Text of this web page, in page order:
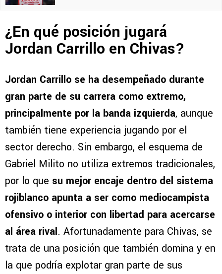
¿En qué posición jugará
Jordan Carrillo en Chivas?
Jordan Carrillo se ha desempeñado durante
gran parte de su carrera como extremo,
principalmente por la banda izquierda, aunque
también tiene experiencia jugando por el
sector derecho. Sin embargo, el esquema de
Gabriel Milito no utiliza extremos tradicionales,
por lo que su mejor encaje dentro del sistema
rojiblanco apunta a ser como mediocampista
ofensivo o interior con libertad para acercarse
al área rival. Afortunadamente para Chivas, se
trata de una posición que también domina y en
la que podría explotar gran parte de sus